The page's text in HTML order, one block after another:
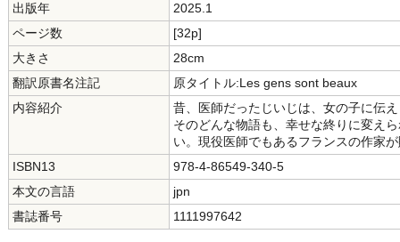
出版年
2025.1
ページ数
[32p]
大きさ
28cm
翻訳原書名注記
原タイトル:Les gens sont beaux
内容紹介
昔、医師だったじいじは、女の子に伝
そのどんな物語も、幸せな終りに変え
い。現役医師でもあるフランスの作家
ISBN13
978-4-86549-340-5
本文の言語
jpn
書誌番号
1111997642